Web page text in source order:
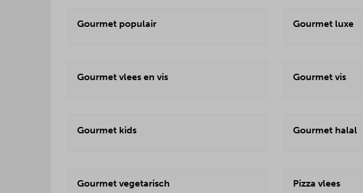
Gourmet populair Gourmet luxe
Gourmet vlees en vis Gourmet vis
Gourmet kids Gourmet halal
Gourmet vegetarisch Pizza vlees